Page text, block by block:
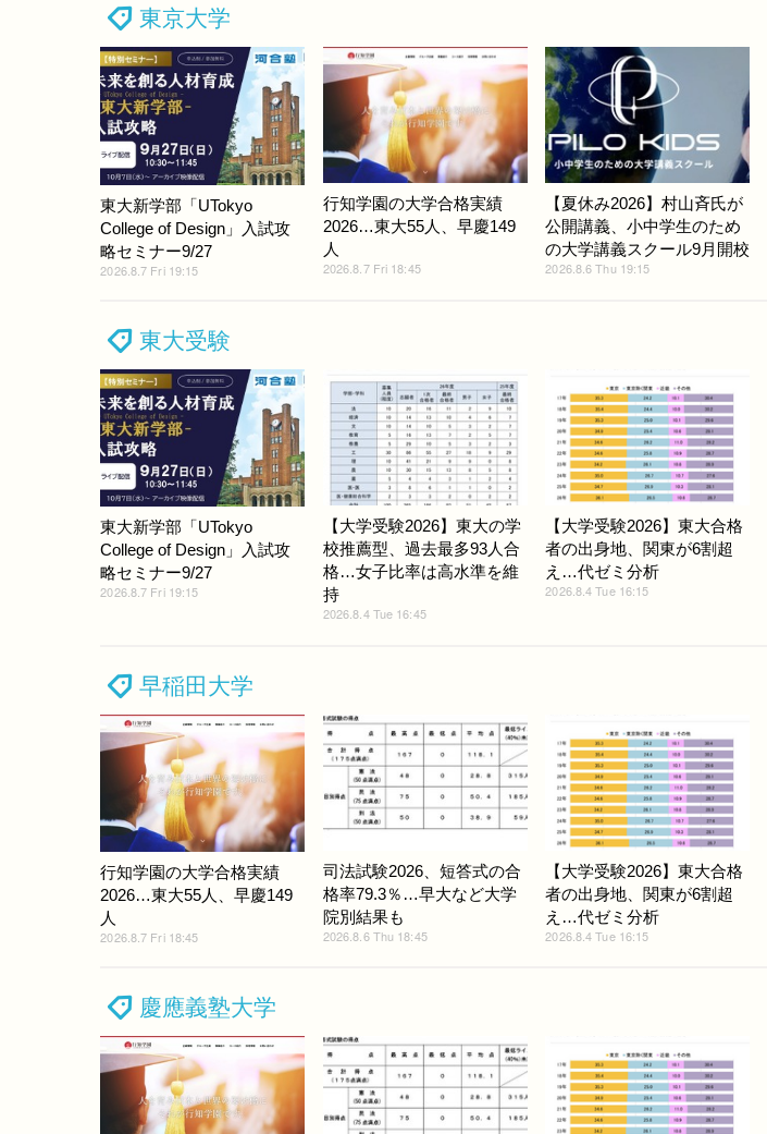
東京大学
東大新学部「UTokyo
College of Design」入試攻
略セミナー9/27
2026.8.7 Fri 19:15
行知学園の大学合格実績
2026…東大55人、早慶149
人
2026.8.7 Fri 18:45
【夏休み2026】村山斉氏が
公開講義、小中学生のため
の大学講義スクール9月開校
2026.8.6 Thu 19:15
東大受験
東大新学部「UTokyo
College of Design」入試攻
略セミナー9/27
2026.8.7 Fri 19:15
【大学受験2026】東大の学
校推薦型、過去最多93人合
格…女子比率は高水準を維
持
2026.8.4 Tue 16:45
【大学受験2026】東大合格
者の出身地、関東が6割超
え…代ゼミ分析
2026.8.4 Tue 16:15
早稲田大学
行知学園の大学合格実績
2026…東大55人、早慶149
人
2026.8.7 Fri 18:45
司法試験2026、短答式の合
格率79.3％…早大など大学
院別結果も
2026.8.6 Thu 18:45
【大学受験2026】東大合格
者の出身地、関東が6割超
え…代ゼミ分析
2026.8.4 Tue 16:15
慶應義塾大学